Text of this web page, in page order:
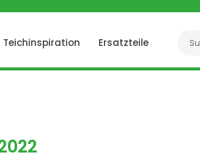
Teichinspiration Ersatzteile